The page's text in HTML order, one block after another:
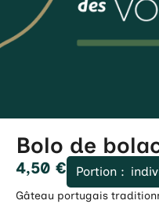
Bolo de
4,50 € Portion :
Gâteau portugais